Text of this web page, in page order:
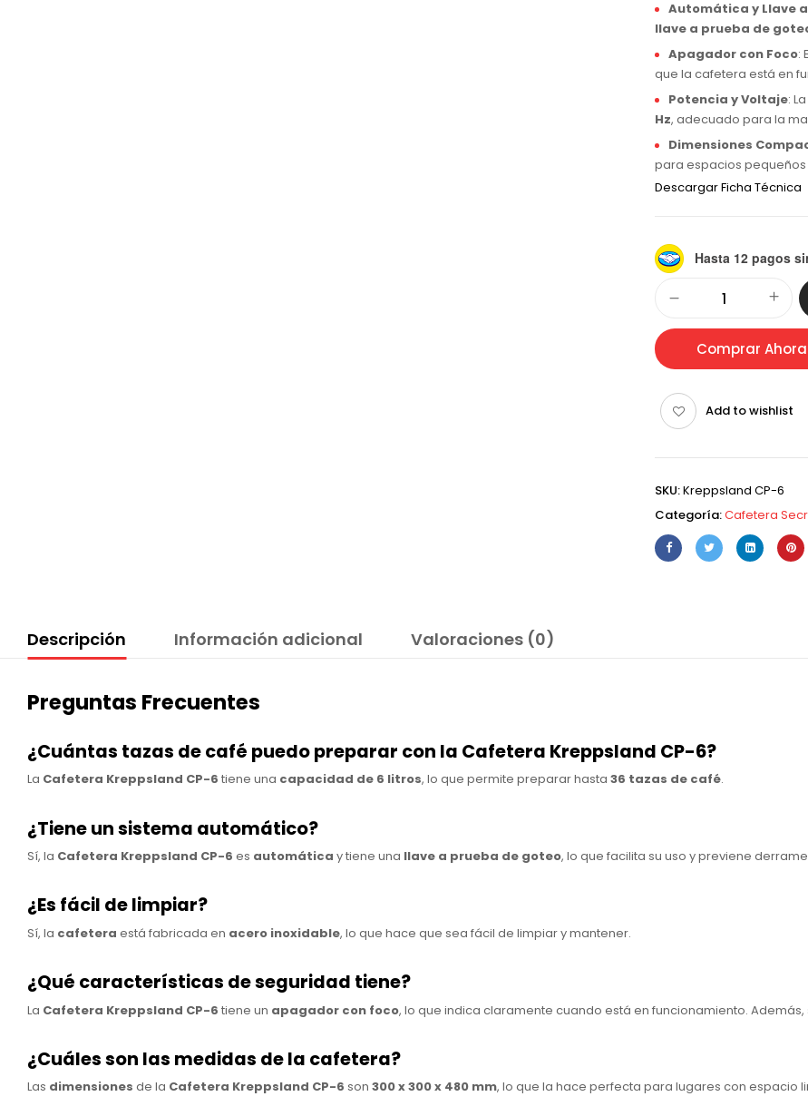
Automática y Llave
llave a prueba de
Apagador con Foco:
que la cafetera está en
Potencia y Voltaje: La
Hz, adecuado para la
Dimensiones
para espacios
Descargar Ficha Técnica
Hasta 12 pagos
Comprar Ahora
Add to wishlist
SKU:Kreppsland CP-6
Categoría:Cafetera
Descripción Información adicional Valoraciones (0)
Preguntas Frecuentes
¿Cuántas tazas de café puedo preparar con la Cafetera Kreppsland CP-6?
La Cafetera Kreppsland CP-6 tiene una capacidad de 6 litros, lo que permite preparar hasta 36 tazas de café.
¿Tiene un sistema automático?
Sí, la Cafetera Kreppsland CP-6 es automática y tiene una llave a prueba de goteo, lo que facilita su uso y previene
¿Es fácil de limpiar?
Sí, la cafetera está fabricada en acero inoxidable, lo que hace que sea fácil de limpiar y mantener.
¿Qué características de seguridad tiene?
La Cafetera Kreppsland CP-6 tiene un apagador con foco, lo que indica claramente cuando está en funcionamiento. Además,
¿Cuáles son las medidas de la cafetera?
Las dimensiones de la Cafetera Kreppsland CP-6 son 300 x 300 x 480 mm, lo que la hace perfecta para lugares con espacio